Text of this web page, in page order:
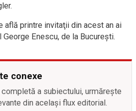
află printre invitaţii din acest an ai
Enescu, de la Bucureşti.
conexe
a subiectului, urmărește
din același flux editorial.